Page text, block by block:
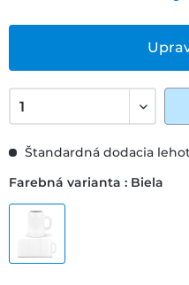
Štandardná dodacia
Farebná varianta : Biela